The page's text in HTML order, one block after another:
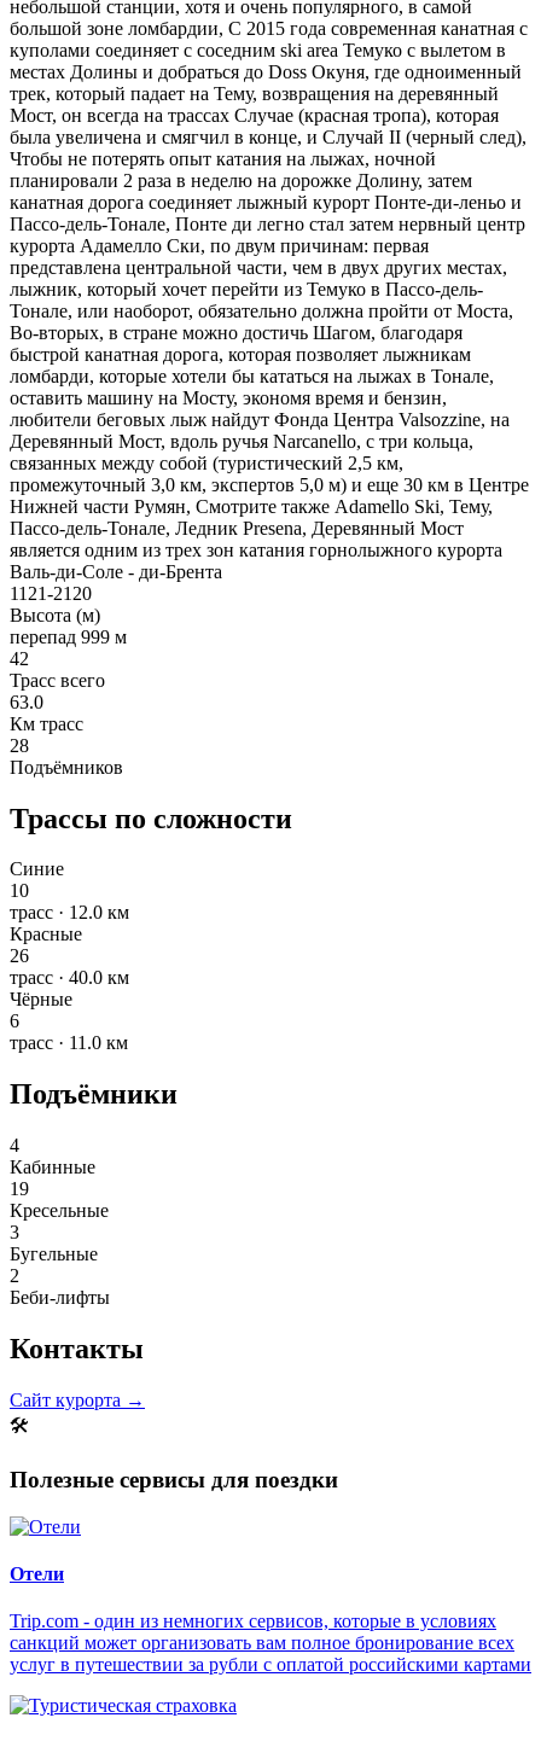
небольшой станции, хотя и очень популярного, в самой
большой зоне ломбардии, С 2015 года современная канатная с
куполами соединяет с соседним ski area Темуко с вылетом в
местах Долины и добраться до Doss Окуня, где одноименный
трек, который падает на Тему, возвращения на деревянный
Мост, он всегда на трассах Случае (красная тропа), которая
была увеличена и смягчил в конце, и Случай II (черный след),
Чтобы не потерять опыт катания на лыжах, ночной
планировали 2 раза в неделю на дорожке Долину, затем
канатная дорога соединяет лыжный курорт Понте-ди-леньо и
Пассо-дель-Тонале, Понте ди легно стал затем нервный центр
курорта Адамелло Ски, по двум причинам: первая
представлена центральной части, чем в двух других местах,
лыжник, который хочет перейти из Темуко в Пассо-дель-
Тонале, или наоборот, обязательно должна пройти от Моста,
Во-вторых, в стране можно достичь Шагом, благодаря
быстрой канатная дорога, которая позволяет лыжникам
ломбарди, которые хотели бы кататься на лыжах в Тонале,
оставить машину на Мосту, экономя время и бензин,
любители беговых лыж найдут Фонда Центра Valsozzine, на
Деревянный Мост, вдоль ручья Narcanello, с три кольца,
связанных между собой (туристический 2,5 км,
промежуточный 3,0 км, экспертов 5,0 м) и еще 30 км в Центре
Нижней части Румян, Смотрите также Adamello Ski, Тему,
Пассо-дель-Тонале, Ледник Presena, Деревянный Мост
является одним из трех зон катания горнолыжного курорта
Валь-ди-Соле - ди-Брента
1121-2120
Высота (м)
перепад 999 м
42
Трасс всего
63.0
Км трасс
28
Подъёмников
Трассы по сложности
Синие
10
трасс · 12.0 км
Красные
26
трасс · 40.0 км
Чёрные
6
трасс · 11.0 км
Подъёмники
4
Кабинные
19
Кресельные
3
Бугельные
2
Беби-лифты
Контакты
Сайт курорта →
🛠
Полезные сервисы для поездки
Отели
Trip.com - один из немногих сервисов, которые в условиях
санкций может организовать вам полное бронирование всех
услуг в путешествии за рубли с оплатой российскими картами